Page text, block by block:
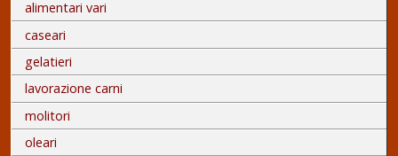
alimentari vari
caseari
gelatieri
lavorazione carni
molitori
oleari